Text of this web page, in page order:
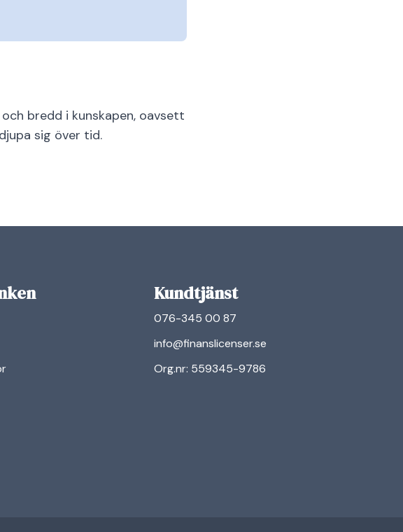
bredd i kunskapen, oavsett
sig över tid.
Kundtjänst
076-345 00 87
info@finanslicenser.se
Org.nr: 559345-9786